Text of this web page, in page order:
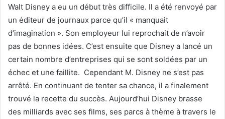
Walt Disney a eu un début très difficile. Il a été renvoyé par
un éditeur de journaux parce qu’il « manquait
d’imagination ». Son employeur lui reprochait de n’avoir
pas de bonnes idées. C’est ensuite que Disney a lancé un
certain nombre d’entreprises qui se sont soldées par un
échec et une faillite. Cependant M. Disney ne s’est pas
arrêté. En continuant de tenter sa chance, il a finalement
trouvé la recette du succès. Aujourd’hui Disney brasse
des milliards avec ses films, ses parcs à thème à travers le